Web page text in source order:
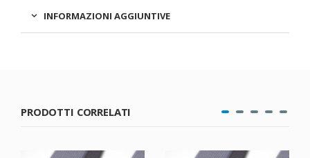
INFORMAZIONI AGGIUNTIVE
PRODOTTI CORRELATI